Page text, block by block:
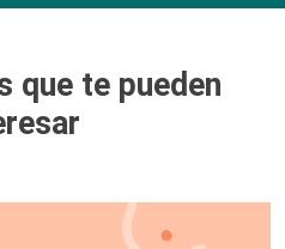
que te pueden